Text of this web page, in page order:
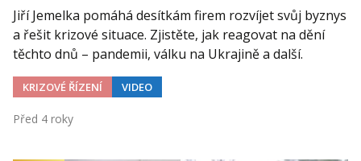
Jiří Jemelka pomáhá desítkám firem rozvíjet svůj byznys
a řešit krizové situace. Zjistěte, jak reagovat na dění
těchto dnů – pandemii, válku na Ukrajině a další.
KRIZOVÉ ŘÍZENÍ VIDEO
Před 4 roky